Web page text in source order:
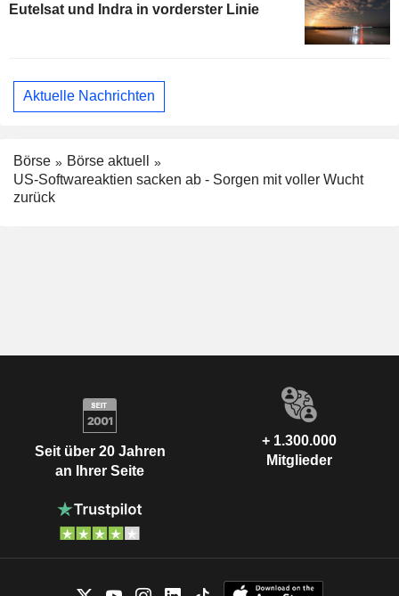
Eutelsat und Indra in vorderster Linie
Aktuelle Nachrichten
Börse
Börse aktuell
US-Softwareaktien sacken ab - Sorgen mit voller Wucht
zurück
Seit über 20 Jahren
an Ihrer Seite
+ 1.300.000
Mitglieder